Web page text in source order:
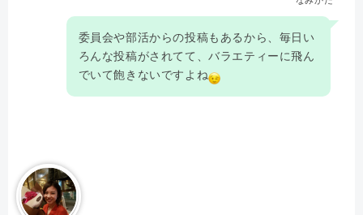
委員会や部活からの投稿もあるから、毎日い
ろんな投稿がされてて、バラエティーに飛ん
でいて飽きないですよね